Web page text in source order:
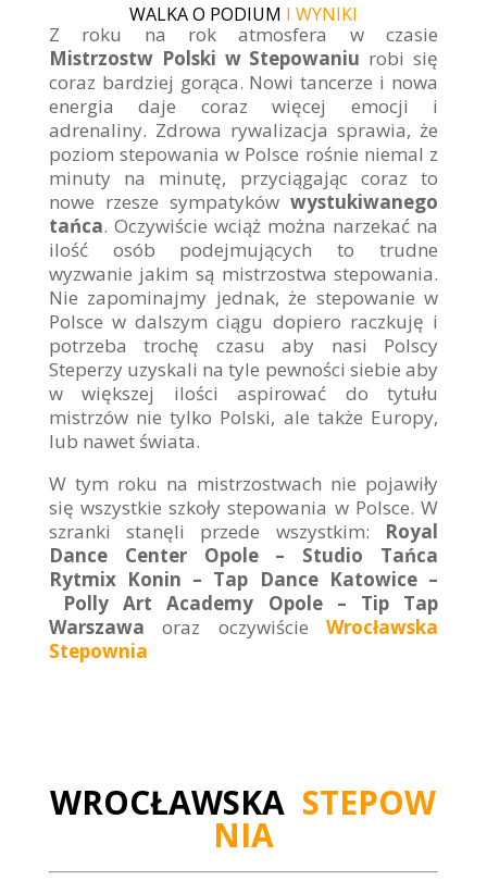
WALKA O PODIUM I WYNIKI
Z roku na rok atmosfera w czasie
Mistrzostw Polski w Stepowaniu robi się
coraz bardziej gorąca. Nowi tancerze i nowa
energia daje coraz więcej emocji i
adrenaliny. Zdrowa rywalizacja sprawia, że
poziom stepowania w Polsce rośnie niemal z
minuty na minutę, przyciągając coraz to
nowe rzesze sympatykówwystukiwanego
tańca. Oczywiście wciąż można narzekać na
ilość osób podejmujących to trudne
wyzwanie jakim są mistrzostwa stepowania.
Nie zapominajmy jednak, że stepowanie w
Polsce w dalszym ciągu dopiero raczkuję i
potrzeba trochę czasu aby nasi Polscy
Steperzy uzyskali na tyle pewności siebie aby
w większej ilości aspirować do tytułu
mistrzów nie tylko Polski, ale także Europy,
lub nawet świata.
W tym roku na mistrzostwach nie pojawiły
się wszystkie szkoły stepowania w Polsce. W
szranki stanęli przede wszystkim: Royal
Dance Center Opole – Studio Tańca
Rytmix Konin – Tap Dance Katowice –
Polly Art Academy Opole – Tip Tap
Warszawa oraz oczywiście
Wrocławska
Stepownia
WROCŁAWSKA STEPOW
NIA